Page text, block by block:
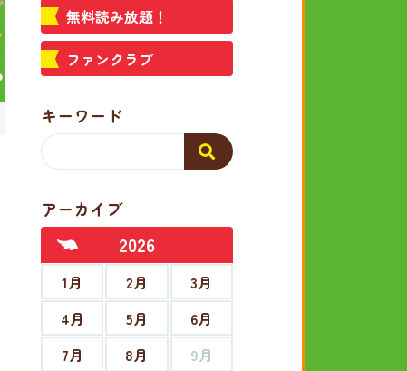
無料読み放題！
ファンクラブ
キーワード
アーカイブ
2026
1月 2月
3月
4月
5月
6月
7月
8月
9月